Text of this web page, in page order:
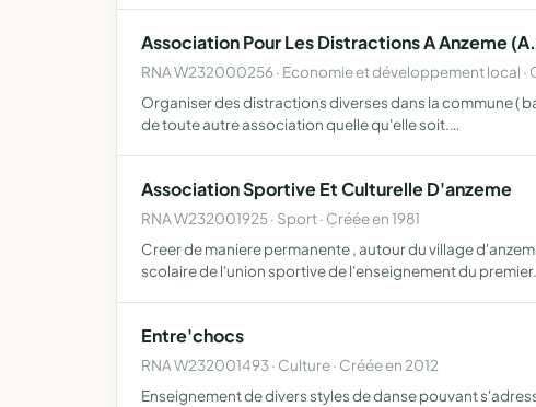
Association Pour Les Distractions A Anzeme
RNA W232000256 · Economie et développement local ·
Organiser des distractions diverses dans la commune (
de toute autre association quelle qu'elle soit.…
Association Sportive Et Culturelle D'anzeme
RNA W232001925 · Sport · Créée en 1981
Creer de maniere permanente , autour du village
scolaire de l'union sportive de l'enseignement du
Entre'chocs
RNA W232001493 · Culture · Créée en 2012
Enseignement de divers styles de danse pouvant